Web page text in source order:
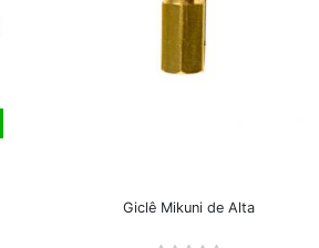
Giclê Mikuni de Alta